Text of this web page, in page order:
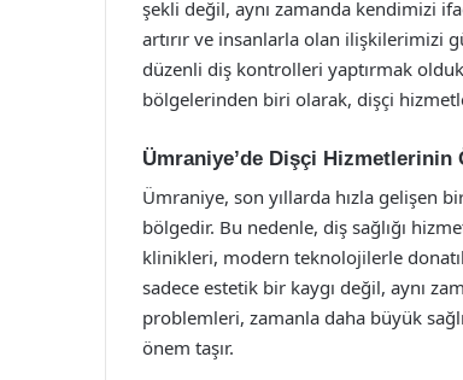
şekli değil, aynı zamanda kendimizi
artırır ve insanlarla olan ilişkilerimizi
düzenli diş kontrolleri yaptırmak
bölgelerinden biri olarak, dişçi
Ümraniye’de Dişçi Hizmetlerinin
Ümraniye, son yıllarda hızla gelişen
bölgedir. Bu nedenle, diş sağlığı
klinikleri, modern teknolojilerle
sadece estetik bir kaygı değil, aynı
problemleri, zamanla daha büyük
önem taşır.